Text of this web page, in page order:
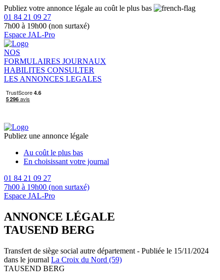
Publiez votre annonce légale au coût le plus bas
01 84 21 09 27
7h00 à 19h00 (non surtaxé)
Espace JAL-Pro
NOS
FORMULAIRES JOURNAUX
HABILITES CONSULTER
LES ANNONCES LEGALES
Publiez une annonce légale
Au coût le plus bas
En choisissant votre journal
01 84 21 09 27
7h00 à 19h00 (non surtaxé)
Espace JAL-Pro
ANNONCE LÉGALE
TAUSEND BERG
Transfert de siège social autre département - Publiée le 15/11/2024
dans le journal La Croix du Nord (59)
TAUSEND BERG